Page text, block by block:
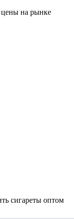
цены на рынке
сигареты оптом